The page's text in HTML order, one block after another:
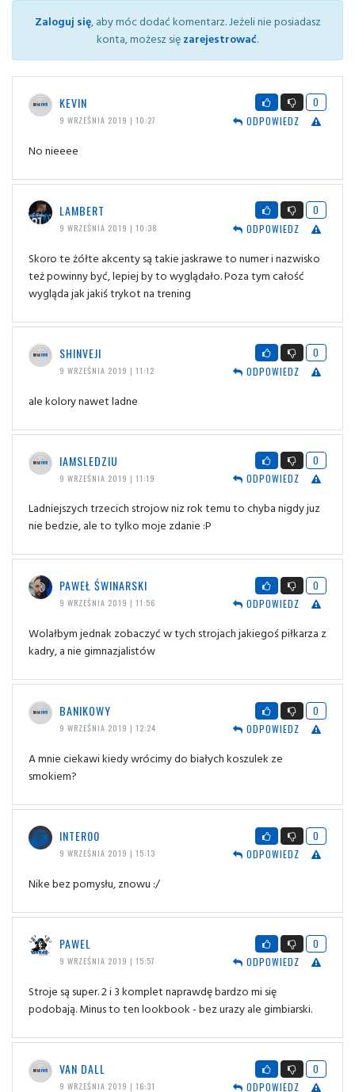
Zaloguj się, aby móc dodać komentarz. Jeżeli nie posiadasz
konta, możesz sięzarejestrować.
KEVIN
9 WRZEŚNIA 2019 | 10:27
0
ODPOWIEDZ
No nieeee
LAMBERT
9 WRZEŚNIA 2019 | 10:38
0
ODPOWIEDZ
Skoro te żółte akcenty są takie jaskrawe to numer i nazwisko
też powinny być, lepiej by to wyglądało. Poza tym całość
wygląda jak jakiś trykot na trening
SHINVEJI
9 WRZEŚNIA 2019 | 11:12
0
ODPOWIEDZ
ale kolory nawet ladne
IAMSLEDZIU
9 WRZEŚNIA 2019 | 11:19
0
ODPOWIEDZ
Ladniejszych trzecich strojow niz rok temu to chyba nigdy juz
nie bedzie, ale to tylko moje zdanie :P
PAWEŁ ŚWINARSKI
9 WRZEŚNIA 2019 | 11:56
0
ODPOWIEDZ
Wolałbym jednak zobaczyć w tych strojach jakiegoś piłkarza z
kadry, a nie gimnazjalistów
BANIKOWY
9 WRZEŚNIA 2019 | 12:24
0
ODPOWIEDZ
A mnie ciekawi kiedy wrócimy do białych koszulek ze
smokiem?
INTER00
9 WRZEŚNIA 2019 | 15:13
0
ODPOWIEDZ
Nike bez pomysłu, znowu :/
PAWEL
9 WRZEŚNIA 2019 | 15:57
0
ODPOWIEDZ
Stroje są super. 2 i 3 komplet naprawdę bardzo mi się
podobają. Minus to ten lookbook - bez urazy ale gimbiarski.
VAN DALL
9 WRZEŚNIA 2019 | 16:31
0
ODPOWIEDZ